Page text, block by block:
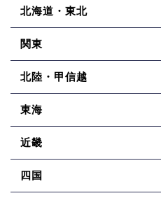
北海道・東北
関東
北陸・甲信越
東海
近畿
四国